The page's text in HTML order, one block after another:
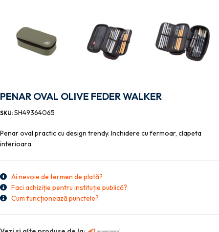
PENAR OVAL OLIVE FEDER WALKER
SKU:SH49364065
Penar oval practic cu design trendy. Inchidere cu fermoar, clapeta
interioara.
Ai nevoie de termen de plată?
Faci achiziție pentru instituție publică?
Cum funcționează punctele?